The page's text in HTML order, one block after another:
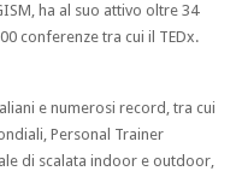
ha al suo attivo oltre 34
conferenze tra cui il TEDx.
e numerosi record, tra cui
Personal Trainer
di scalata indoor e outdoor,